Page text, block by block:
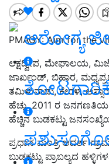
ಆರೋಗ್ಯ
PMAGY: Aim for the
ಲಕ್ಷದ್ವೀಪ, ಮೇಘಾಲಯ,
ಜಾರ್ಖಂಡ್, ಬಿಹಾರ,
ತಮಿಳುನಾಡು, ಕೇರಳ,
ಹೆಚ್ಚು. 2011 ರ ಜನಗಣತಿಯ
ಹೆಚ್ಚಿನ ಬುಡಕಟ್ಟು
ಪ್ರಧಾನ ಮಂತ್ರಿ ಆದರ್ಶ
ಬುಡಕಟ್ಟು ಪ್ರಾಬಲ್ಯದ